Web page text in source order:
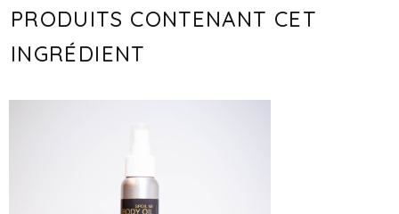
PRODUITS CONTENANT CET
INGRÉDIENT